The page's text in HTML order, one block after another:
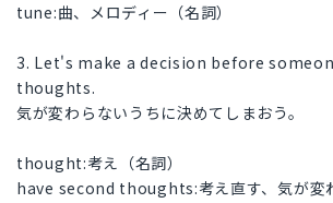
tune:曲、メロディー（名詞）
3. Let's make a decision before
thoughts.
気が変わらないうちに決めてしまおう。
thought:考え（名詞）
have second thoughts:考え直す、気が変